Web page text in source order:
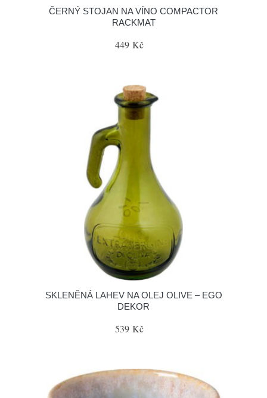
ČERNÝ STOJAN NA VÍNO COMPACTOR
RACKMAT
449 Kč
SKLENĚNÁ LAHEV NA OLEJ OLIVE – EGO
DEKOR
539 Kč